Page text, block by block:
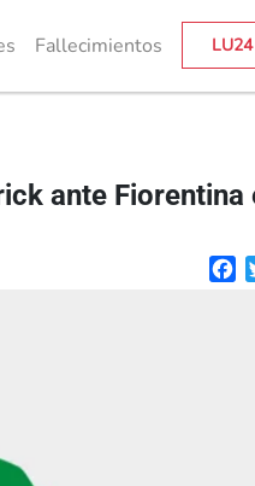
Fallecimientos
ante Fiorentina